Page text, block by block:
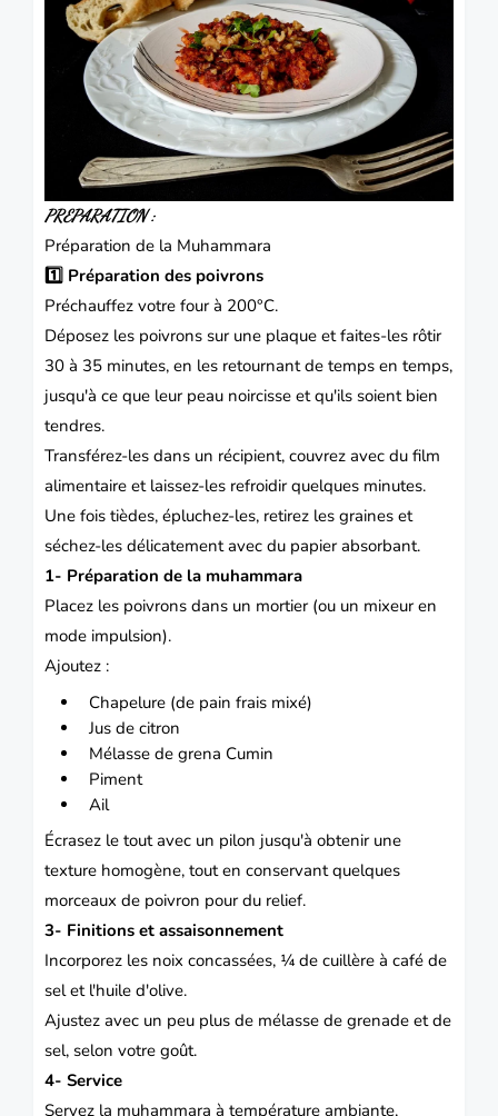
PREPARATION :
Préparation de la Muhammara
1️⃣ Préparation des poivrons
Préchauffez votre four à 200°C.
Déposez les poivrons sur une plaque et faites-les rôtir
30 à 35 minutes, en les retournant de temps en temps,
jusqu'à ce que leur peau noircisse et qu'ils soient bien
tendres.
Transférez-les dans un récipient, couvrez avec du film
alimentaire et laissez-les refroidir quelques minutes.
Une fois tièdes, épluchez-les, retirez les graines et
séchez-les délicatement avec du papier absorbant.
1- Préparation de la muhammara
Placez les poivrons dans un mortier (ou un mixeur en
mode impulsion).
Ajoutez :
Chapelure (de pain frais mixé)
Jus de citron
Mélasse de grena Cumin
Piment
Ail
Écrasez le tout avec un pilon jusqu'à obtenir une
texture homogène, tout en conservant quelques
morceaux de poivron pour du relief.
3- Finitions et assaisonnement
Incorporez les noix concassées, ¼ de cuillère à café de
sel et l'huile d'olive.
Ajustez avec un peu plus de mélasse de grenade et de
sel, selon votre goût.
4- Service
Servez la muhammara à température ambiante,